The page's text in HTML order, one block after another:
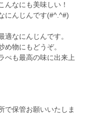
んなにも美味しい！
にんじんです(#^.^#)
なにんじんです。
め物にもどうぞ。
ぺも最高の味に出来上
で保管お願いいたしま